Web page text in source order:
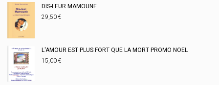
DIS-LEUR MAMOUNE
29,50 €
L'AMOUR EST PLUS FORT QUE LA MORT PROMO NOEL
15,00 €